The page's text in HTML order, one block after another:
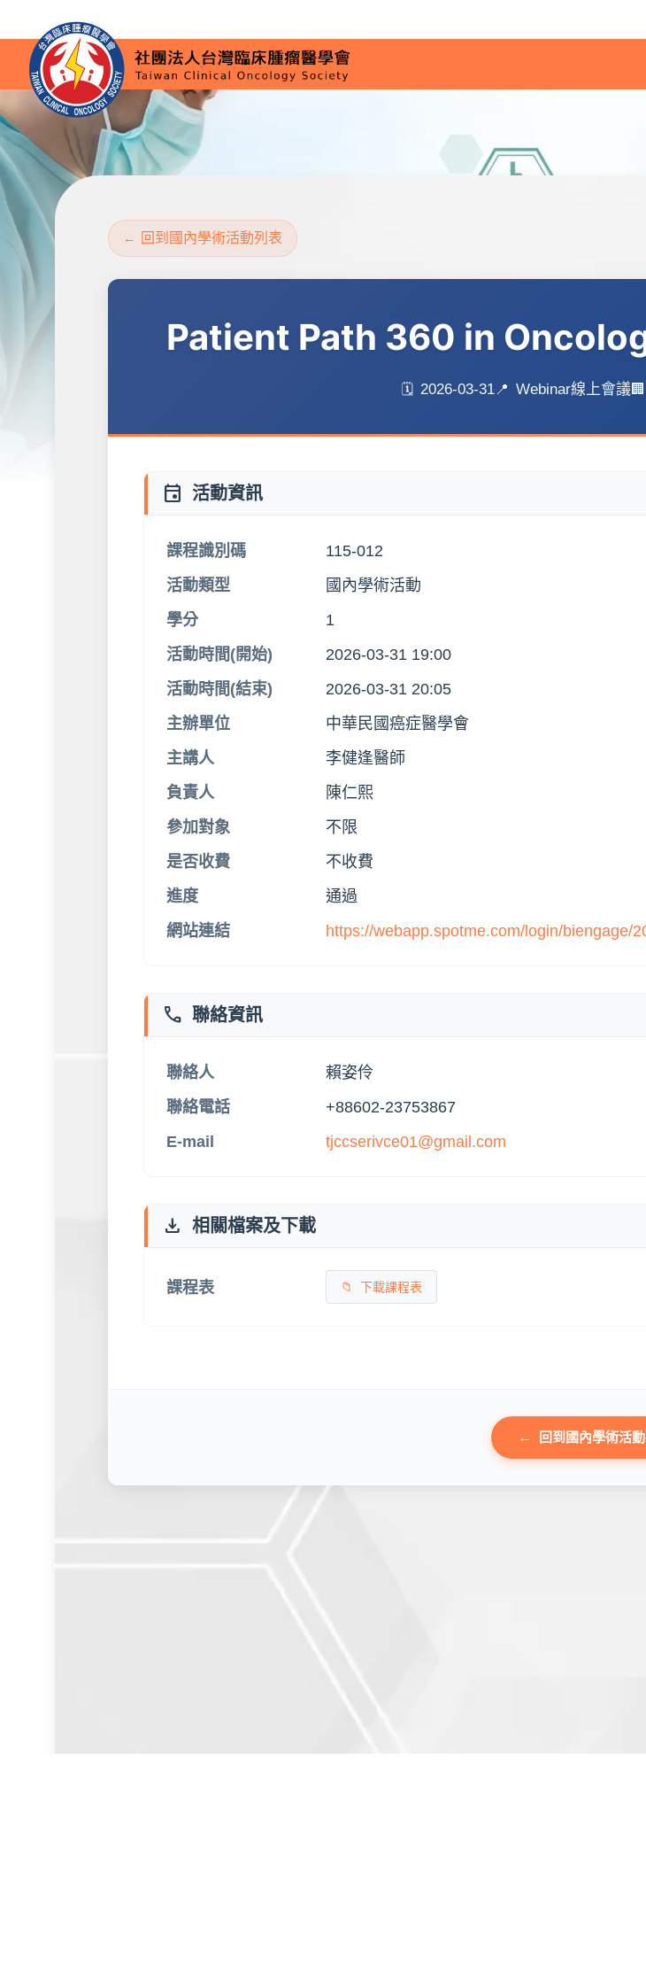
回到國內學術活動列表
Patient Path 360 in
2026-03-31 Webinar線上會議
event 活動資訊
課程識別碼
115-012
活動類型
國內學術活動
學分
1
活動時間(開始)
2026-03-31 19:00
活動時間(結束)
2026-03-31 20:05
主辦單位
中華民國癌症醫學會
主講人
李健逢醫師
負責人
陳仁熙
參加對象
不限
是否收費
不收費
進度
通過
網站連結
https://webapp.spotme.com/login/biengage/
phone 聯絡資訊
聯絡人
賴姿伶
聯絡電話
+88602-23753867
E-mail
tjccserivce01@gmail.com
download 相關檔案及下載
課程表 下載課程表
回到國內學術活